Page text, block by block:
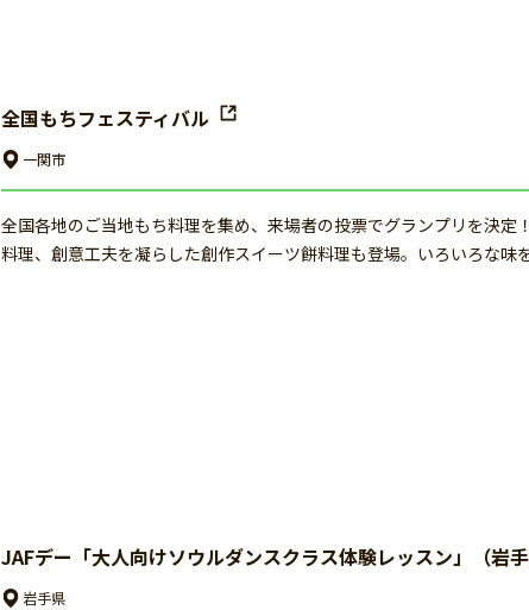
全国もちフェスティバル
一関市
全国各地のご当地もち料理を集め、来場者の投票でグランプリを決
料理、創意工夫を凝らした創作スイーツ餅料理も登場。いろいろな味
JAFデー「大人向けソウルダンスクラス体験レッスン」（岩
岩手県